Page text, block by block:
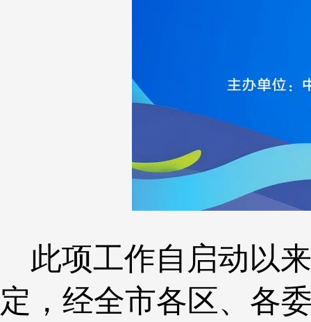
此项工作自启动以
定，经全市各区、各